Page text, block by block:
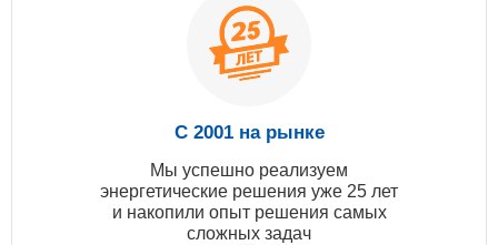
С 2001 на рынке
Мы успешно реализуем
энергетические решения уже 25 лет
и накопили опыт решения самых
сложных задач